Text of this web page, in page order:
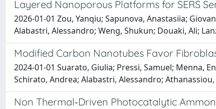
Layered Nanoporous Platforms for SERS
2026-01-01 Zou, Yanqiu; Sapunova, Anastasiia;
Alabastri, Alessandro; Weng, Shukun; Douaki, Ali;
Modified Carbon Nanotubes Favor
2024-01-01 Suarato, Giulia; Pressi, Samuel; Menna,
Schirato, Andrea; Alabastri, Alessandro;
Non Thermal‐Driven Photocatalytic